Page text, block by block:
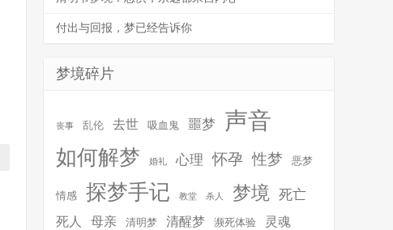
付出与回报，梦已经告诉你
梦境碎片
丧事 乱伦 去世 吸血鬼 噩梦 声音
如何解梦 婚礼 心理 怀孕 性梦 恶梦
情感 探梦手记 教堂 杀人 梦境 死亡
死人 母亲 清明梦 清醒梦 濒死体验 灵魂